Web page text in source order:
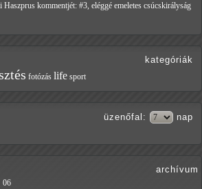
Haszprus kommentjét: #3, eléggé emeletes csúcskirályság
kategóriák
fotózás life sport
üzenőfal : nap
archívum
06